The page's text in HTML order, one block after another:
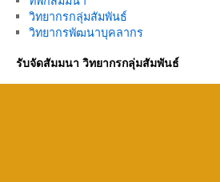
วิทยากรกลุ่มสัมพันธ์
วิทยากรพัฒนาบุคลากร
รับจัดสัมมนา วิทยากรกลุ่มสัมพันธ์